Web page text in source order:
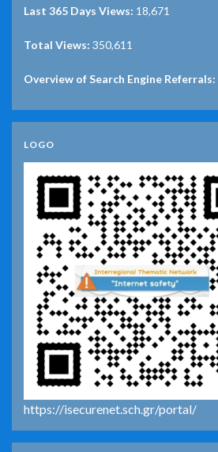
Last 365 Days Views: 18,671
Total Views: 350,611
Overview of Search Engine Referrals:
LOGO
https://isecurenet.sch.gr/portal/